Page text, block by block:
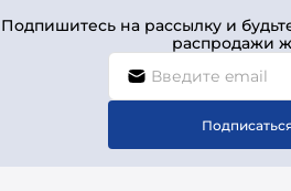
Подпишитесь на рассылку и
распродажи